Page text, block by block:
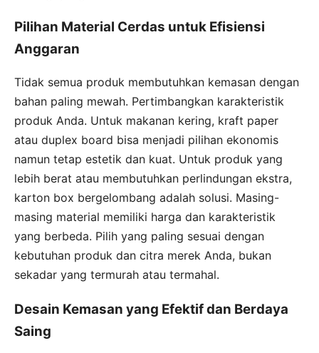
Pilihan Material Cerdas untuk Efisiensi
Anggaran
Tidak semua produk membutuhkan kemasan dengan
bahan paling mewah. Pertimbangkan karakteristik
produk Anda. Untuk makanan kering, kraft paper
atau duplex board bisa menjadi pilihan ekonomis
namun tetap estetik dan kuat. Untuk produk yang
lebih berat atau membutuhkan perlindungan ekstra,
karton box bergelombang adalah solusi. Masing-
masing material memiliki harga dan karakteristik
yang berbeda. Pilih yang paling sesuai dengan
kebutuhan produk dan citra merek Anda, bukan
sekadar yang termurah atau termahal.
Desain Kemasan yang Efektif dan Berdaya
Saing